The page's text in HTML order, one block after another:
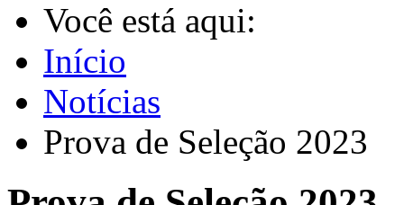
Você está aqui:
Início
Notícias
Prova de Seleção 2023